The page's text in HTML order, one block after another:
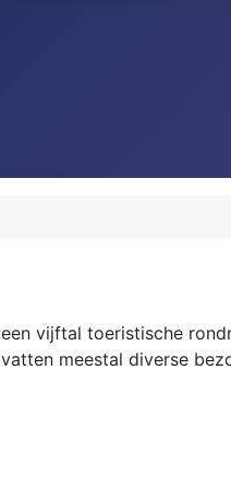
vijftal toeristische
meestal diverse